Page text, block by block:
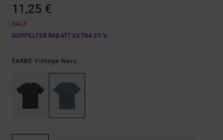
11,25 €
SALE
DOPPELTER RABATT EXTRA 25 %
FARBE Vintage Navy